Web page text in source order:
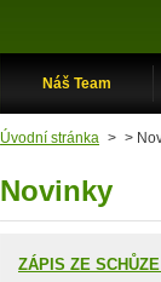
Náš Team
Úvodní stránka > >
Novinky
ZÁPIS ZE